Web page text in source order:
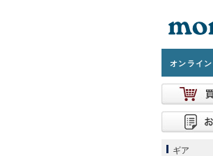
オンライン
ギア